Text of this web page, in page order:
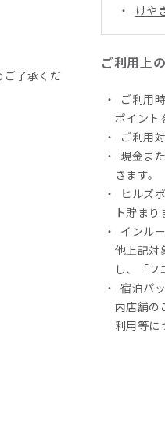
ご了承くだ
けや
ご利用上
ご利用
ポイント
ご利用
現金ま
きます。
ヒルズ
ト貯まり
インル
他上記対
し、「
宿泊パ
内店舗の
利用等に